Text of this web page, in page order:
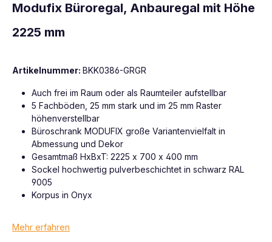
Modufix Büroregal, Anbauregal mit Höhe
2225 mm
Artikelnummer: BKK0386-GRGR
Auch frei im Raum oder als Raumteiler aufstellbar
5 Fachböden, 25 mm stark und im 25 mm Raster
höhenverstellbar
Büroschrank MODUFIX große Variantenvielfalt in
Abmessung und Dekor
Gesamtmaß HxBxT: 2225 x 700 x 400 mm
Sockel hochwertig pulverbeschichtet in schwarz RAL
9005
Korpus in Onyx
Mehr erfahren